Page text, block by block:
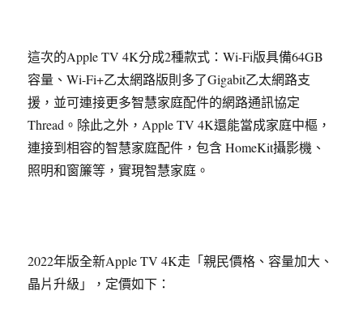
這次的Apple TV 4K分成2種款式：Wi-Fi版具備64GB
容量、Wi-Fi+乙太網路版則多了Gigabit乙太網路支
援，並可連接更多智慧家庭配件的網路通訊協定
Thread。除此之外，Apple TV 4K還能當成家庭中樞，
連接到相容的智慧家庭配件，包含 HomeKit攝影機、
照明和窗簾等，實現智慧家庭。
2022年版全新Apple TV 4K走「親民價格、容量加大、
晶片升級」，定價如下：